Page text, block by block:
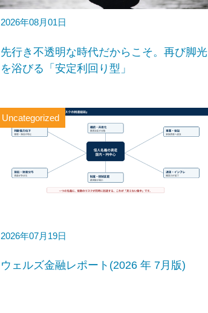
2026年08月01日
先行き不透明な時代だからこそ。再び脚光
を浴びる「安定利回り型」
Uncategorized
2026年07月19日
ウェルズ金融レポート(2026 年 7月版)